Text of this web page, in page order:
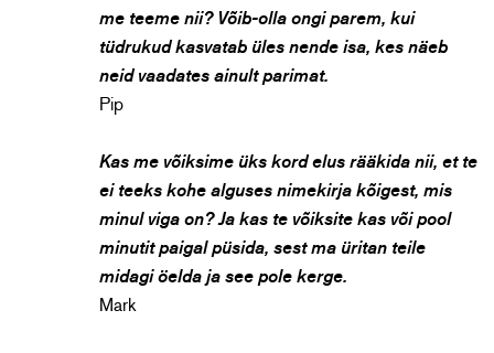
me teeme nii? Võib-olla ongi parem, kui
tüdrukud kasvatab üles nende isa, kes näeb
neid vaadates ainult parimat.
Pip
Kas me võiksime üks kord elus rääkida nii, et te
ei teeks kohe alguses nimekirja kõigest, mis
minul viga on? Ja kas te võiksite kas või pool
minutit paigal püsida, sest ma üritan teile
midagi öelda ja see pole kerge.
Mark